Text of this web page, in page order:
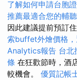
了解如何申請台胞證
推薦最適合您的輔
因此建議提前預訂
索buffet外燴價格
Analytics報告 台北
條 在狂歡節時，酒
較機會。 優質記帳